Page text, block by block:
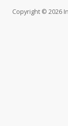
Copyright © 2026